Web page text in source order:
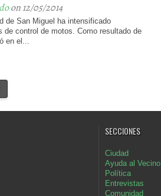
on 12/05/2014
de San Miguel ha intensificado
de control de motos. Como resultado de
en el...
SECCIONES
Ciudad
Ayuda al Vecino
Política
Entrevistas
Comunidad